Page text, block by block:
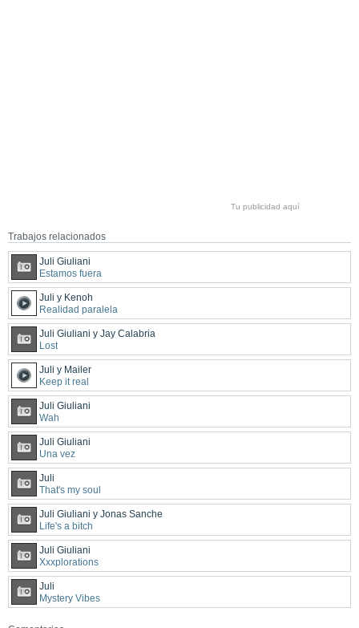
Tu publicidad aquí
Trabajos relacionados
Juli Giuliani
Estamos fuera
Juli y Kenoh
Realidad paralela
Juli Giuliani y Jay Calabria
Lost
Juli y Mailer
Keep it real
Juli Giuliani
Wah
Juli Giuliani
Una vez
Juli
That's my soul
Juli Giuliani y Jonas Sanche
Life's a bitch
Juli Giuliani
Xxxplorations
Juli
Mystery Vibes